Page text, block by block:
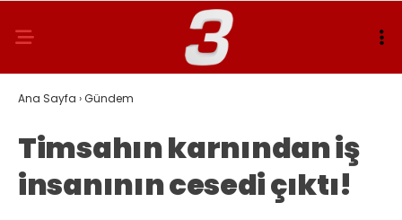
Ana Sayfa ›Gündem
Timsahın karnından iş
insanının cesedi çıktı!